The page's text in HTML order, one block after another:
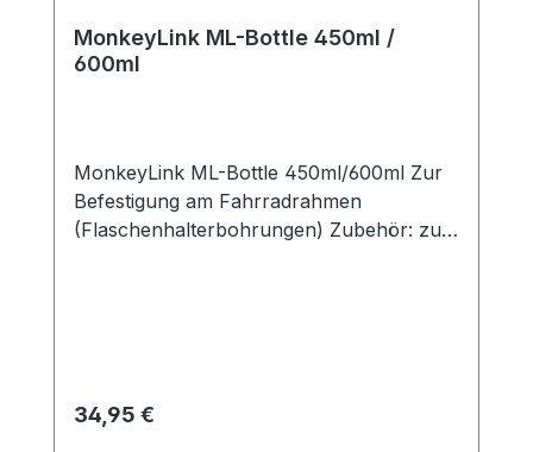
MonkeyLink ML-Bottle 450ml /
600ml
MonkeyLink ML-Bottle 450ml/600ml Zur
Befestigung am Fahrradrahmen
(Flaschenhalterbohrungen) Zubehör: zur
Regulärer Preis:
34,95 €